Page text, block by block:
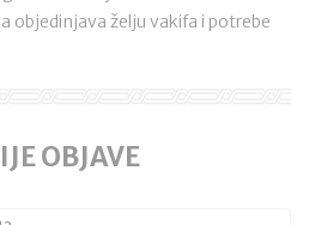
objedinjava želju vakifa i potrebe
OBJAVE